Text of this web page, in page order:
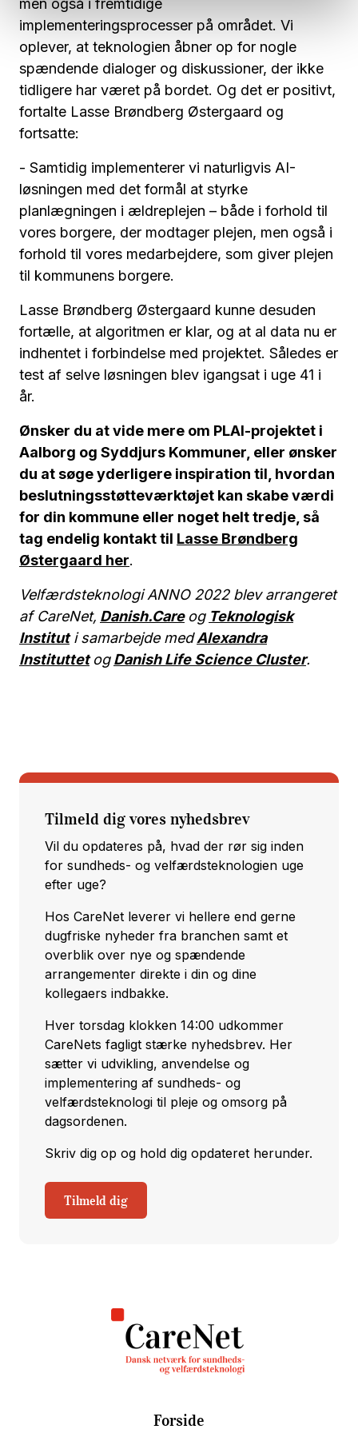
implementeringsprocesser på området. Vi
oplever, at teknologien åbner op for nogle
spændende dialoger og diskussioner, der ikke
tidligere har været på bordet. Og det er positivt,
fortalte Lasse Brøndberg Østergaard og
fortsatte:
- Samtidig implementerer vi naturligvis AI-
løsningen med det formål at styrke
planlægningen i ældreplejen – både i forhold til
vores borgere, der modtager plejen, men også i
forhold til vores medarbejdere, som giver plejen
til kommunens borgere.
Lasse Brøndberg Østergaard kunne desuden
fortælle, at algoritmen er klar, og at al data nu er
indhentet i forbindelse med projektet. Således er
test af selve løsningen blev igangsat i uge 41 i
år.
Ønsker du at vide mere om PLAI-projektet i
Aalborg og Syddjurs Kommuner, eller ønsker
du at søge yderligere inspiration til, hvordan
beslutningsstøtteværktøjet kan skabe værdi
for din kommune eller noget helt tredje, så
tag endelig kontakt til Lasse Brøndberg
Østergaard her.
Velfærdsteknologi ANNO 2022 blev arrangeret
af CareNet, Danish.Care og Teknologisk
Instituti samarbejde med Alexandra
Instituttet og Danish Life Science Cluster.
Tilmeld dig vores nyhedsbrev
Vil du opdateres på, hvad der rør sig inden
for sundheds- og velfærdsteknologien uge
efter uge?
Hos CareNet leverer vi hellere end gerne
dugfriske nyheder fra branchen samt et
overblik over nye og spændende
arrangementer direkte i din og dine
kollegaers indbakke.
Hver torsdag klokken 14:00 udkommer
CareNets fagligt stærke nyhedsbrev. Her
sætter vi udvikling, anvendelse og
implementering af sundheds- og
velfærdsteknologi til pleje og omsorg på
dagsordenen.
Skriv dig op og hold dig opdateret herunder.
Tilmeld dig
Forside